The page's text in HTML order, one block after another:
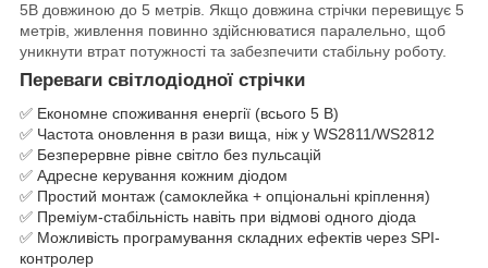
5В довжиною до 5 метрів. Якщо довжина стрічки перевищує 5
метрів, живлення повинно здійснюватися паралельно, щоб
уникнути втрат потужності та забезпечити стабільну роботу.
Переваги світлодіодної стрічки
✅ Економне споживання енергії (всього 5 В)
✅ Частота оновлення в рази вища, ніж у WS2811/WS2812
✅ Безперервне рівне світло без пульсацій
✅ Адресне керування кожним діодом
✅ Простий монтаж (самоклейка + опціональні кріплення)
✅ Преміум-стабільність навіть при відмові одного діода
✅ Можливість програмування складних ефектів через SPI-
контролер